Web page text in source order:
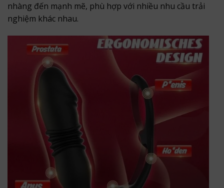
nhàng đến mạnh mẽ, phù hợp với nhiều nhu cầu trải
nghiệm khác nhau.